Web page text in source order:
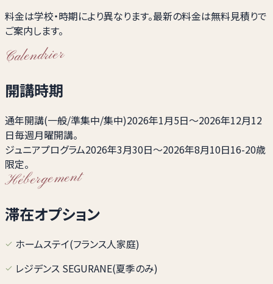
料金は学校・時期により異なります。最新の料金は無料見積りで
ご案内します。
Calendrier
開講時期
通年開講(一般/準集中/集中)2026年1月5日〜2026年12月12
日毎週月曜開講。
ジュニアプログラム2026年3月30日〜2026年8月10日16-20歳
限定。
Hébergement
滞在オプション
ホームステイ(フランス人家庭)
レジデンス SEGURANE(夏季のみ)